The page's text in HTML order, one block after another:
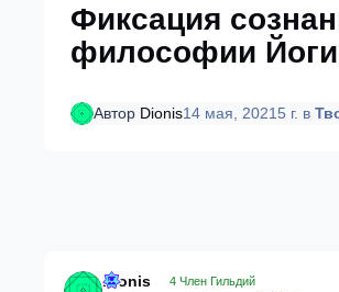
Фиксация
философии Йоги
Автор Dionis14 мая, 20215 г. в
Dionis 4 Член Гильдий